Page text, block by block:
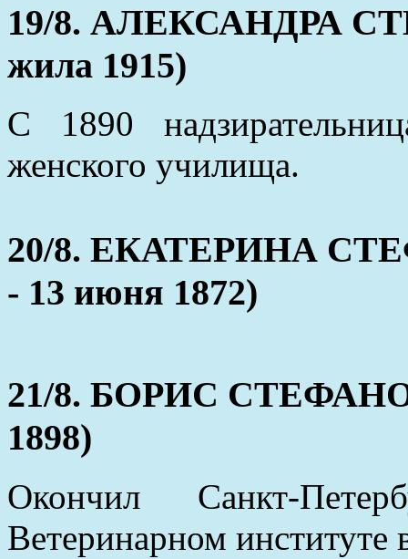
19/8. АЛЕКСАНДРА
жила 1915)
С 1890
женского училища.
20/8. ЕКАТЕРИНА
- 13 июня 1872)
21/8. БОРИС
1898)
Окончил Санкт-
Ветеринарном институте